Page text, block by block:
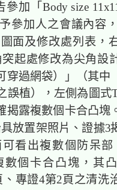
「Body size
參加人之會議內容
圖面及修改處列表，
起處修改為尖角設
穿過網袋）」（其中
誤植），左側為圖式
確揭露複數個卡合
置架照片、證據3
看出複數個防呆部
數個卡合凸塊，其
專證4第2頁之清洗